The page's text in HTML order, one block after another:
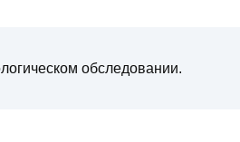
обследовании.